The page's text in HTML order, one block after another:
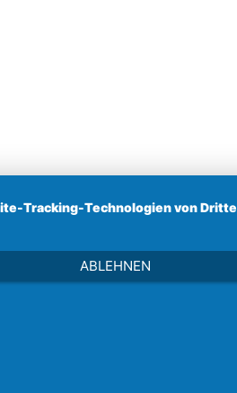
Tracking-Technologien von
ABLEHNEN